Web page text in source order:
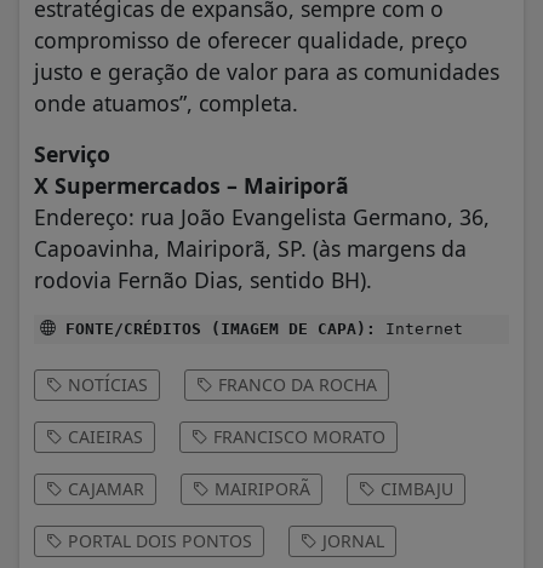
estratégicas de expansão, sempre com o
compromisso de oferecer qualidade, preço
justo e geração de valor para as comunidades
onde atuamos”, completa.
Serviço
X Supermercados – Mairiporã
Endereço: rua João Evangelista Germano, 36,
Capoavinha, Mairiporã, SP. (às margens da
rodovia Fernão Dias, sentido BH).
FONTE/CRÉDITOS (IMAGEM DE CAPA): Internet
NOTÍCIAS FRANCO DA ROCHA
CAIEIRAS FRANCISCO MORATO
CAJAMAR MAIRIPORÃ CIMBAJU
PORTAL DOIS PONTOS JORNAL